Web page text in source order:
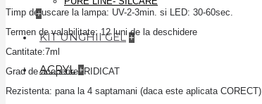
+
KIT UNGHII GEL +
ACRYL +
Timp de uscare la lampa: UV-2-3min. si LED: 30-60sec.
Termen de valabilitate: 12 luni de la deschidere
Cantitate:7ml
Grad de acoperire: RIDICAT
Rezistenta: pana la 4 saptamani (daca este aplicata CORECT)